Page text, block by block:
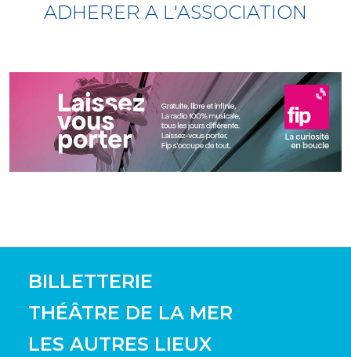
ADHERER A L'ASSOCIATION
BILLETTERIE
THÉÂTRE DE LA MER
LES AUTRES LIEUX